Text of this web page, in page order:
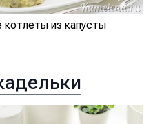
из капусты